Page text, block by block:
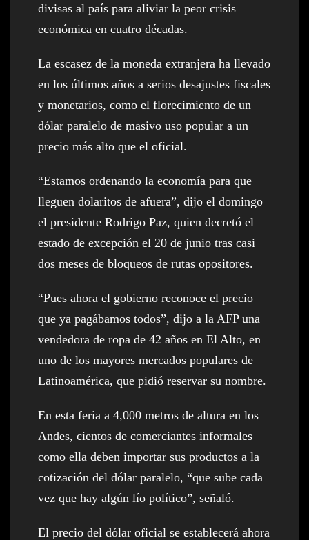
divisas al país para aliviar la peor crisis
económica en cuatro décadas.
La escasez de la moneda extranjera ha llevado
en los últimos años a serios desajustes fiscales
y monetarios, como el florecimiento de un
dólar paralelo de masivo uso popular a un
precio más alto que el oficial.
“Estamos ordenando la economía para que
lleguen dolaritos de afuera”, dijo el domingo
el presidente Rodrigo Paz, quien decretó el
estado de excepción el 20 de junio tras casi
dos meses de bloqueos de rutas opositores.
“Pues ahora el gobierno reconoce el precio
que ya pagábamos todos”, dijo a la AFP una
vendedora de ropa de 42 años en El Alto, en
uno de los mayores mercados populares de
Latinoamérica, que pidió reservar su nombre.
En esta feria a 4,000 metros de altura en los
Andes, cientos de comerciantes informales
como ella deben importar sus productos a la
cotización del dólar paralelo, “que sube cada
vez que hay algún lío político”, señaló.
El precio del dólar oficial se establecerá ahora